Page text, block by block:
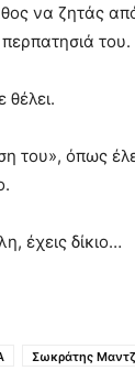
να ζητάς
του.
θέλει.
του», όπως
έχεις δίκιο…
Σωκράτης